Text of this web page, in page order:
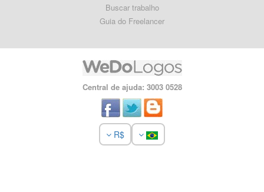
Buscar trabalho
Guia do Freelancer
Central de ajuda: 3003 0528
R$